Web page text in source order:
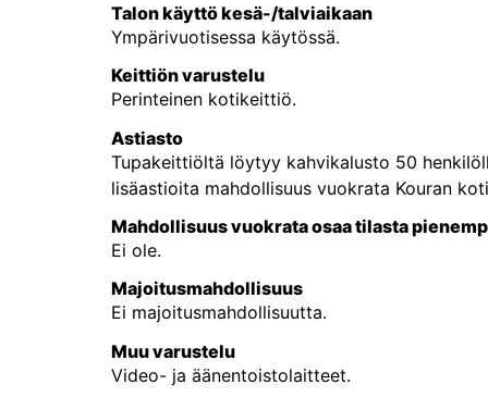
Talon käyttö kesä-/talviaikaan
Ympärivuotisessa käytössä.
Keittiön varustelu
Perinteinen kotikeittiö.
Astiasto
Tupakeittiöltä löytyy kahvikalusto 50
lisäastioita mahdollisuus vuokrata Kouran
Mahdollisuus vuokrata osaa tilasta
Ei ole.
Majoitusmahdollisuus
Ei majoitusmahdollisuutta.
Muu varustelu
Video- ja äänentoistolaitteet.